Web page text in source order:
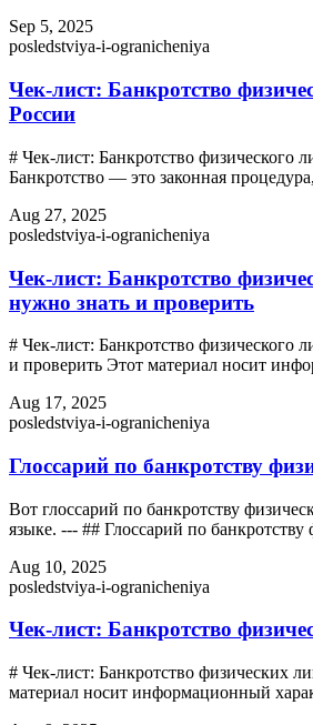
Sep 5, 2025
posledstviya-i-ogranicheniya
Чек-лист: Банкротство
России
# Чек-лист: Банкротство физического
Банкротство — это законная
Aug 27, 2025
posledstviya-i-ogranicheniya
Чек-лист: Банкротство
нужно знать и проверить
# Чек-лист: Банкротство физического
и проверить Этот материал носит
Aug 17, 2025
posledstviya-i-ogranicheniya
Глоссарий по банкротству
Вот глоссарий по банкротству
языке. --- ## Глоссарий по
Aug 10, 2025
posledstviya-i-ogranicheniya
Чек-лист: Банкротство
# Чек-лист: Банкротство физических
материал носит информационный